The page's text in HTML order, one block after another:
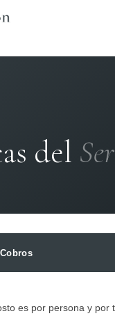
del
es por persona y por